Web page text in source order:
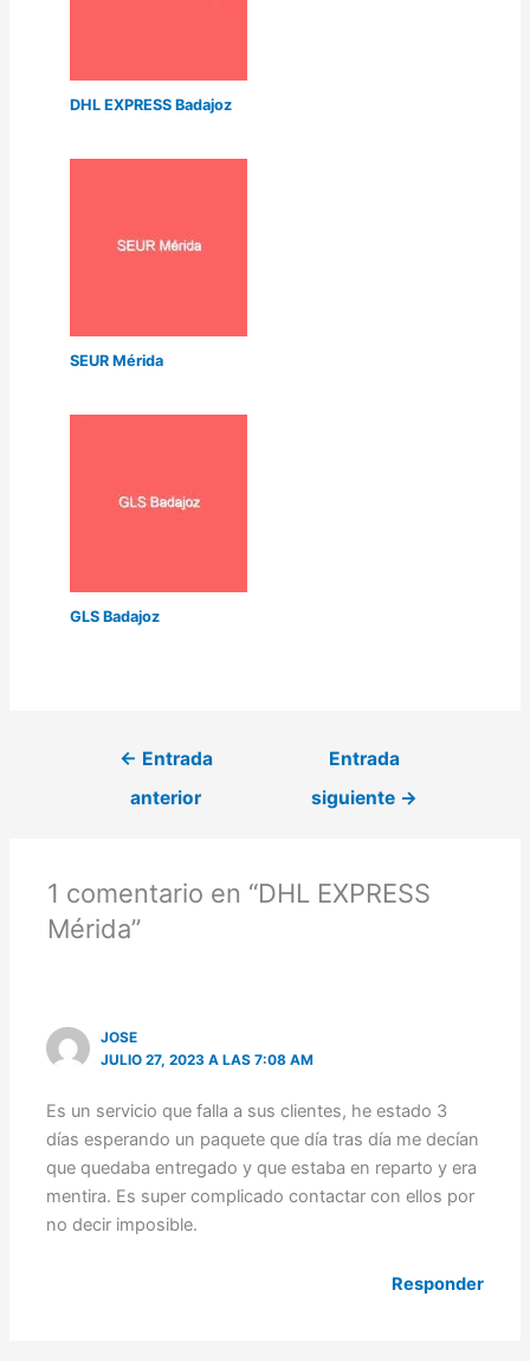
DHL EXPRESS Badajoz
SEUR Mérida
GLS Badajoz
← Entrada
anterior
Entrada
siguiente →
1 comentario en “DHL EXPRESS
Mérida”
JOSE
JULIO 27, 2023 A LAS 7:08 AM
Es un servicio que falla a sus clientes, he estado 3
días esperando un paquete que día tras día me decían
que quedaba entregado y que estaba en reparto y era
mentira. Es super complicado contactar con ellos por
no decir imposible.
Responder